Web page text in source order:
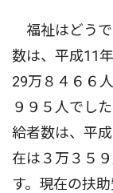
福祉はどうで
数は、平成11
29万８４６６
９９５人でし
給者数は、平
在は３万３５
す。現在の扶